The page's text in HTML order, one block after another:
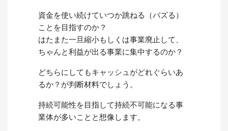
資金を使い続けていつか跳ねる（バズる）
ことを目指すのか？
はたまた一旦縮小もしくは事業廃止して、
ちゃんと利益が出る事業に集中するのか？
どちらにしてもキャッシュがどれぐらいあ
るか？が判断材料でしょう。
持続可能性を目指して持続不可能になる事
業体が多いことと想像します。